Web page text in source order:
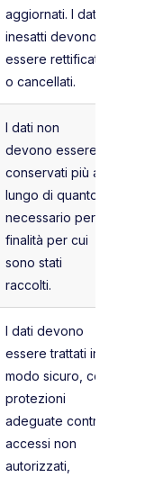
aggiornati. I dati
inesatti devono
essere rettificati
o cancellati.
I dati non
devono essere
conservati più a
lungo di quanto
necessario per la
finalità per cui
sono stati
raccolti.
I dati devono
essere trattati in
modo sicuro, con
protezioni
adeguate contro
accessi non
autorizzati,